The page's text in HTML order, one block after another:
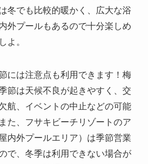
冬でも比較的暖かく、広大な浴
外プールもあるので十分楽しめ
よ。
には注意点も利用できます！梅
節は天候不良が起きやすく、交
航、イベントの中止などの可能
た、フサキビーチリゾートのア
内外プールエリア）は季節営業
で、冬季は利用できない場合が